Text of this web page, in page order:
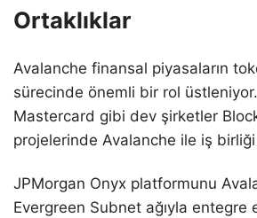
Ortaklıklar
Avalanche finansal piyasaların
sürecinde önemli bir rol
Mastercard gibi dev şirketler
projelerinde Avalanche ile iş birliği
JPMorgan Onyx platformunu
Evergreen Subnet ağıyla entegre